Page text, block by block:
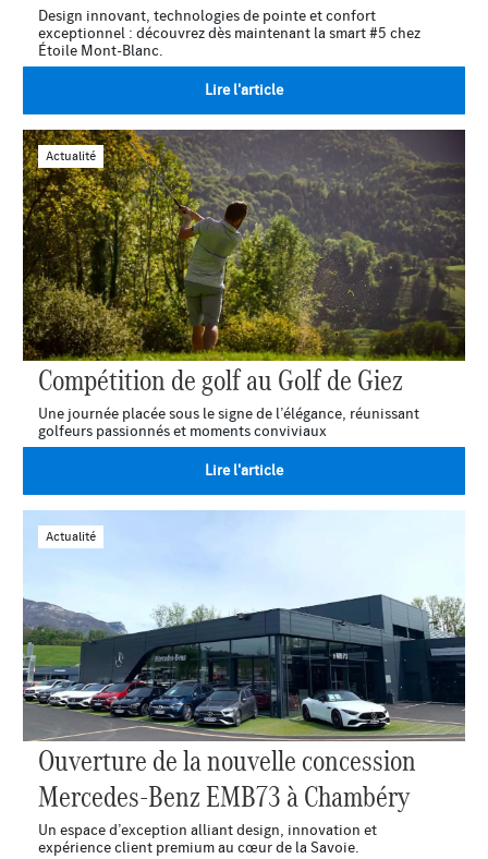
Design innovant, technologies de pointe et confort
exceptionnel : découvrez dès maintenant la smart #5 chez
Étoile Mont-Blanc.
Lire l'article
Compétition de golf au Golf de Giez
Une journée placée sous le signe de l’élégance, réunissant
golfeurs passionnés et moments conviviaux
Lire l'article
Actualité
Ouverture de la nouvelle concession
Mercedes-Benz EMB73 à Chambéry
Un espace d’exception alliant design, innovation et
expérience client premium au cœur de la Savoie.
Actualité